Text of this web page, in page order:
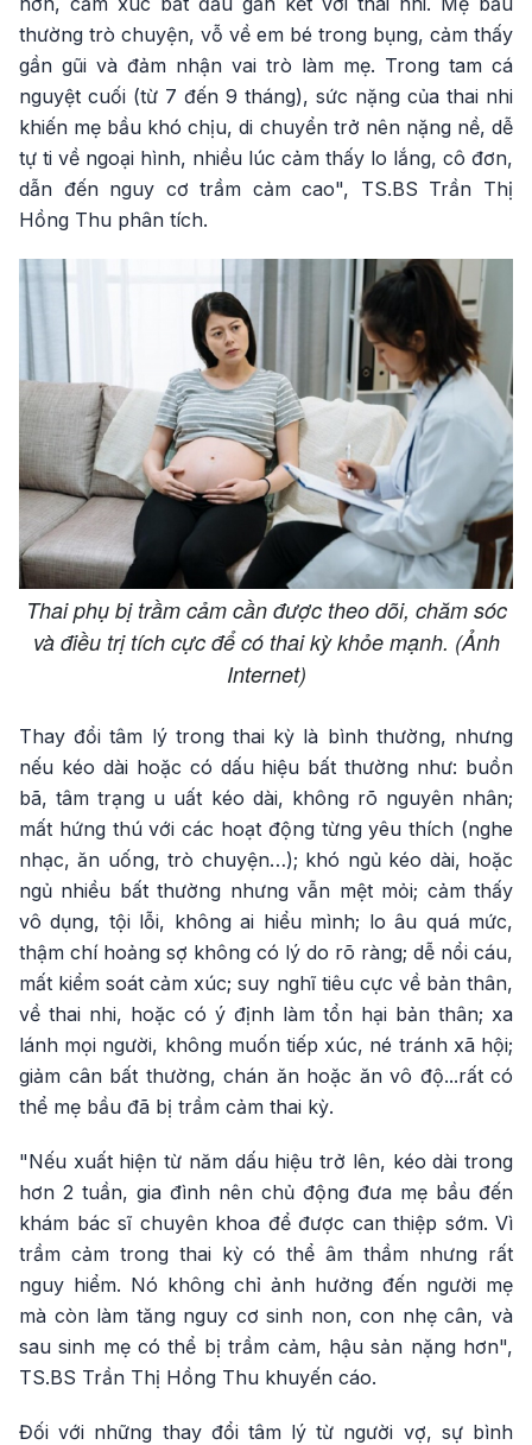
thường trò chuyện, vỗ về em bé trong bụng, cảm thấy
gần gũi và đảm nhận vai trò làm mẹ. Trong tam cá
nguyệt cuối (từ 7 đến 9 tháng), sức nặng của thai nhi
khiến mẹ bầu khó chịu, di chuyển trở nên nặng nề, dễ
tự ti về ngoại hình, nhiều lúc cảm thấy lo lắng, cô đơn,
dẫn đến nguy cơ trầm cảm cao", TS.BS Trần Thị
Hồng Thu phân tích.
Thai phụ bị trầm cảm cần được theo dõi, chăm sóc
và điều trị tích cực để có thai kỳ khỏe mạnh. (Ảnh
Internet)
Thay đổi tâm lý trong thai kỳ là bình thường, nhưng
nếu kéo dài hoặc có dấu hiệu bất thường như: buồn
bã, tâm trạng u uất kéo dài, không rõ nguyên nhân;
mất hứng thú với các hoạt động từng yêu thích (nghe
nhạc, ăn uống, trò chuyện…); khó ngủ kéo dài, hoặc
ngủ nhiều bất thường nhưng vẫn mệt mỏi; cảm thấy
vô dụng, tội lỗi, không ai hiểu mình; lo âu quá mức,
thậm chí hoảng sợ không có lý do rõ ràng; dễ nổi cáu,
mất kiểm soát cảm xúc; suy nghĩ tiêu cực về bản thân,
về thai nhi, hoặc có ý định làm tổn hại bản thân; xa
lánh mọi người, không muốn tiếp xúc, né tránh xã hội;
giảm cân bất thường, chán ăn hoặc ăn vô độ...rất có
thể mẹ bầu đã bị trầm cảm thai kỳ.
"Nếu xuất hiện từ năm dấu hiệu trở lên, kéo dài trong
hơn 2 tuần, gia đình nên chủ động đưa mẹ bầu đến
khám bác sĩ chuyên khoa để được can thiệp sớm. Vì
trầm cảm trong thai kỳ có thể âm thầm nhưng rất
nguy hiểm. Nó không chỉ ảnh hưởng đến người mẹ
mà còn làm tăng nguy cơ sinh non, con nhẹ cân, và
sau sinh mẹ có thể bị trầm cảm, hậu sản nặng hơn",
TS.BS Trần Thị Hồng Thu khuyến cáo.
Đối với những thay đổi tâm lý từ người vợ, sự bình